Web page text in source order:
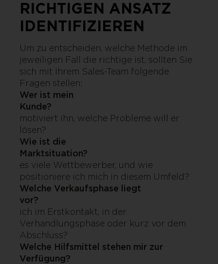
RICHTIGEN ANSATZ
IDENTIFIZIEREN
Um zu entscheiden, welche Methode im
jeweiligen Fall die richtige ist, sollten Sie
sich mit Ihrem Sales-Team folgende
Fragen stellen:
Wer ist mein
Kunde?
motiviert ihn, welche Probleme will er
lösen?
Wie ist die
Marktsituation?
es viele Wettbewerber, und wie
positioniere ich mich in diesem Umfeld?
Welche Verkaufsphase liegt
vor?
ich im Erstkontakt, in der
Verhandlungsphase oder kurz vor dem
Abschluss?
Welche Hilfsmittel stehen mir zur
Verfügung?